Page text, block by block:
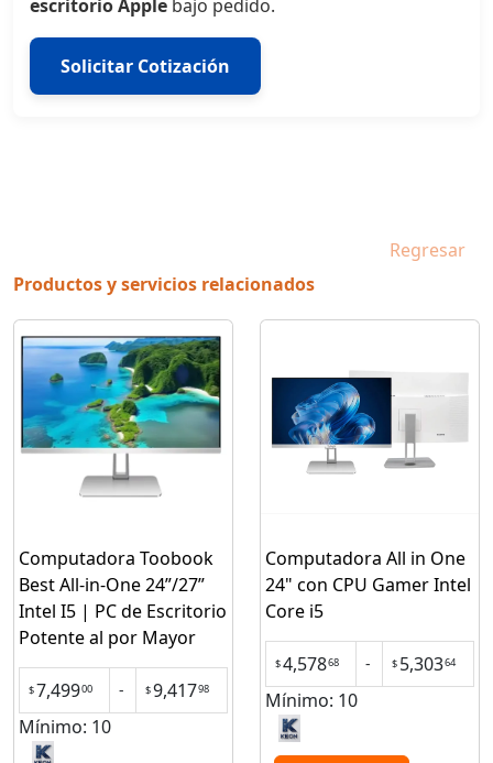
escritorio Apple bajo pedido.
Solicitar Cotización
Regresar
Productos y servicios relacionados
Computadora Toobook
Best All-in-One 24”/27”
Intel I5 | PC de Escritorio
Potente al por Mayor
$7,49900 - $9,41798
Mínimo: 10
Computadora All in One
24" con CPU Gamer Intel
Core i5
$4,57868 - $ 5,30364
Mínimo: 10